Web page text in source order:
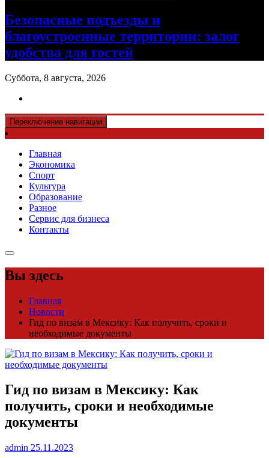
Безопасные подъезды и
благоустроенные территории: залог
удобства для гостей
Суббота, 8 августа, 2026
Переключение навигации
Главная
Экономика
Спорт
Культура
Образование
Разное
Сервис для бизнеса
Контакты
Вы здесь
Главная
Новости
Гид по визам в Мексику: Как получить, сроки и
необходимые документы
Гид по визам в Мексику: Как
получить, сроки и необходимые
документы
admin 25.11.2023